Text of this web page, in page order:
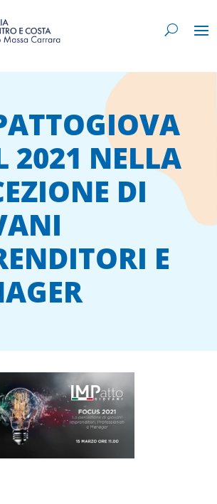
2021 NELLA
DI
E